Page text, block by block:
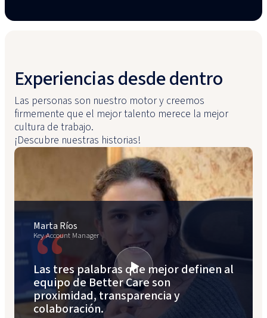
Experiencias desde dentro
Las personas son nuestro motor y creemos
firmemente que el mejor talento merece la mejor
cultura de trabajo.
¡Descubre nuestras historias!
Marta Ríos
Key Account Manager
“
Las tres palabras que mejor definen al
equipo de Better Care son
proximidad, transparencia y
colaboración.